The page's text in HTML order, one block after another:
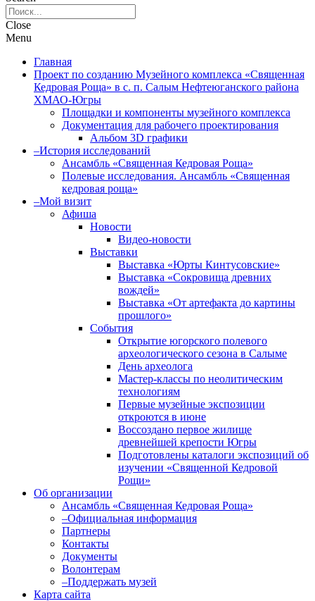
Close
Menu
Главная
Проект по созданию Музейного комплекса «Священная
Кедровая Роща» в с. п. Салым Нефтеюганского района
ХМАО-Югры
Площадки и компоненты музейного комплекса
Документация для рабочего проектирования
Альбом 3D графики
–История исследований
Ансамбль «Священная Кедровая Роща»
Полевые исследования. Ансамбль «Священная
кедровая роща»
–Мой визит
Афиша
Новости
Видео-новости
Выставки
Выставка «Юрты Кинтусовские»
Выставка «Сокровища древних
вождей»
Выставка «От артефакта до картины
прошлого»
События
Открытие югорского полевого
археологи­ческого сезона в Салыме
День археолога
Мастер-классы по неолитическим
технологиям
Первые музейные экспозиции
откроются в июне
Воссоздано первое жилище
древнейшей крепости Югры
Подготовлены каталоги экспозиций об
изучении «Священной Кедровой
Рощи»
Об организации
Ансамбль «Священная Кедровая Роща»
–Официальная информация
Партнеры
Контакты
Документы
Волонтерам
–Поддержать музей
Карта сайта